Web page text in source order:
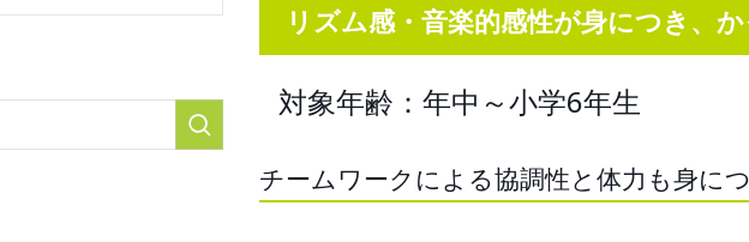
リズム感・音楽的感性が身につき、
対象年齢：年中～小学6年生
チームワークによる協調性と体力も身につ